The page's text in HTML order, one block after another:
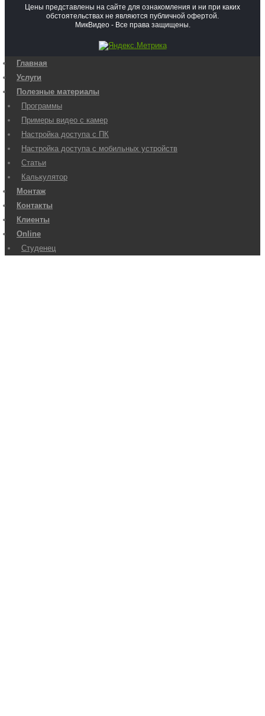
Цены представлены на сайте для ознакомления и ни при каких
обстоятельствах не являются публичной офертой.
МикВидео - Все права защищены.
Главная
Услуги
Полезные материалы
Программы
Примеры видео с камер
Настройка доступа с ПК
Настройка доступа с мобильных устройств
Статьи
Калькулятор
Монтаж
Контакты
Клиенты
Online
Студенец